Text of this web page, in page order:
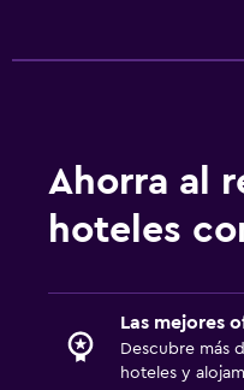
Ahorra al
hoteles
Las mejores
Descubre más
hoteles y